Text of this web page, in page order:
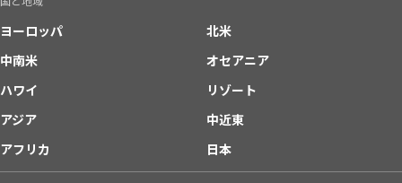
ヨーロッパ
北米
中南米
オセアニア
ハワイ
リゾート
アジア
中近東
アフリカ
日本